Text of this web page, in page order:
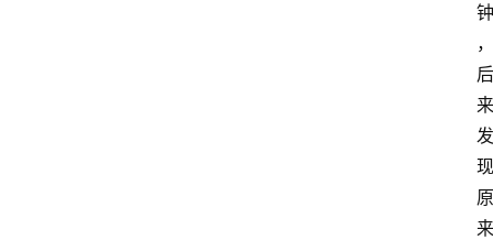
钟
，
后
来
发
现
原
来